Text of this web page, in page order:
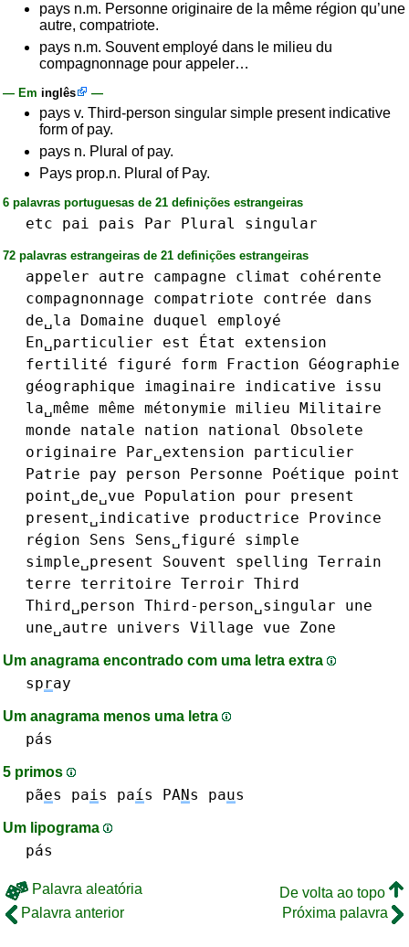
pays n.m. Personne originaire de la même région qu’une
autre, compatriote.
pays n.m. Souvent employé dans le milieu du
compagnonnage pour appeler…
— Em inglês —
pays v. Third-person singular simple present indicative
form of pay.
pays n. Plural of pay.
Pays prop.n. Plural of Pay.
6 palavras portuguesas de 21 definições estrangeiras
etc pai pais Par Plural singular
72 palavras estrangeiras de 21 definições estrangeiras
appeler autre campagne climat
cohérente
compagnonnage
compatriote contrée
dans
de␣la
Domaine duquel
employé
En␣particulier
est État
extension
fertilité
figuré form Fraction Géographie
géographique
imaginaire indicative
issu
la␣même même métonymie milieu Militaire
monde
natale nation national
Obsolete
originaire
Par␣extension
particulier
Patrie
pay person Personne Poétique
point
point␣de␣vue
Population pour
present
present␣indicative
productrice
Province
région
Sens Sens␣figuré
simple
simple␣present
Souvent spelling Terrain
terre
territoire Terroir Third
Third␣person Third-person␣singular
une
une␣autre
univers Village vue Zone
Um anagrama encontrado com uma letra extra
spray
Um anagrama menos uma letra
pás
5 primos
pães pais país PANs paus
Um lipograma
pás
Palavra aleatória
De volta ao topo
Palavra anterior
Próxima palavra